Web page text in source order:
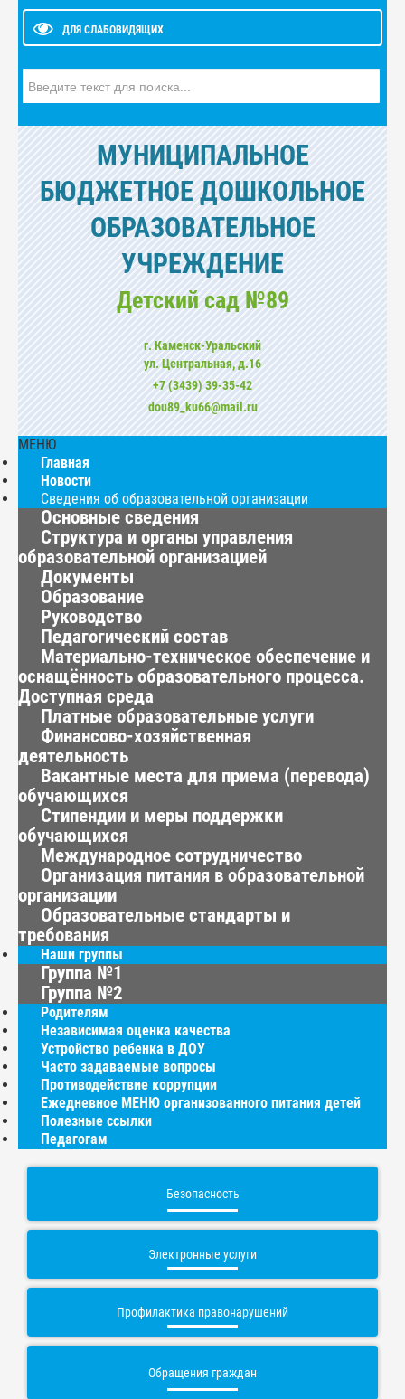
ДЛЯ СЛАБОВИДЯЩИХ
МУНИЦИПАЛЬНОЕ
БЮДЖЕТНОЕ ДОШКОЛЬНОЕ
ОБРАЗОВАТЕЛЬНОЕ
УЧРЕЖДЕНИЕ
Детский сад №89
г. Каменск-Уральский
ул. Центральная, д.16
+7 (3439) 39-35-42
dou89_ku66@mail.ru
МЕНЮ
Главная
Новости
Сведения об образовательной организации
Основные сведения
Структура и органы управления
образовательной организацией
Документы
Образование
Руководство
Педагогический состав
Материально-техническое обеспечение и
оснащённость образовательного процесса.
Доступная среда
Платные образовательные услуги
Финансово-хозяйственная
деятельность
Вакантные места для приема (перевода)
обучающихся
Стипендии и меры поддержки
обучающихся
Международное сотрудничество
Организация питания в образовательной
организации
Образовательные стандарты и
требования
Наши группы
Группа №1
Группа №2
Родителям
Независимая оценка качества
Устройство ребенка в ДОУ
Часто задаваемые вопросы
Противодействие коррупции
Ежедневное МЕНЮ организованного питания детей
Полезные ссылки
Педагогам
Безопасность
Электронные услуги
Профилактика правонарушений
Обращения граждан